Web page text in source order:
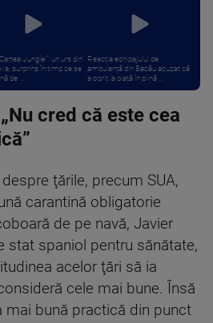
Junglei”: un urs din
surprins în timp ce se
de ...
Reacția echipajului de
ambulanță din Bacău acuzat că
a oprit la piață în plină ...
cred că este cea
ţările, precum SUA,
carantină obligatorie
de pe navă, Javier
stat spaniol pentru sănătate,
acelor ţări să ia
cele mai bune. Însă
mai bună practică din punct